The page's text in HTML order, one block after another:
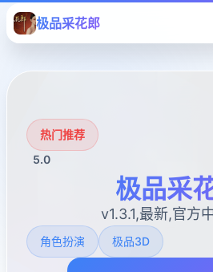
极品采花郎
热门推荐
5.0
极品采
v1.3.1,最新,官方
角色扮演 极品3D